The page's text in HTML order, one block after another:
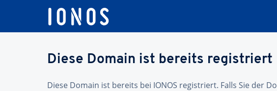
Diese Domain ist bereits registriert
Diese Domain ist bereits bei IONOS registriert. Falls Sie der